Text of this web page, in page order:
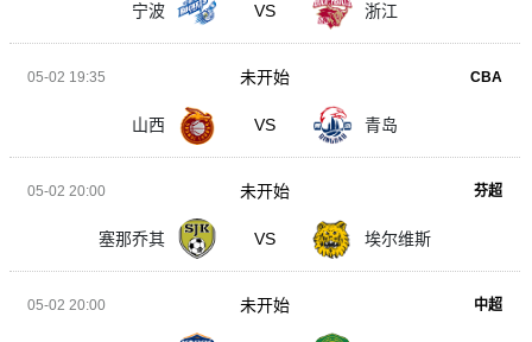
宁波 VS 浙江
05-02 19:35 CBA
山西 VS 青岛
未开始
05-02 20:00 芬超
塞那乔其 VS 埃尔维斯
未开始
05-02 20:00 中超
未开始